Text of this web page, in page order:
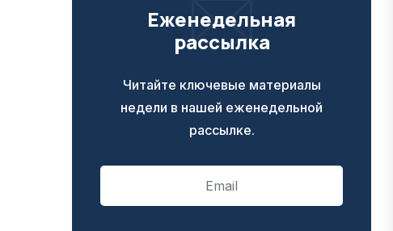
Еженедельная
рассылка
Читайте ключевые материалы
недели в нашей еженедельной
рассылке.